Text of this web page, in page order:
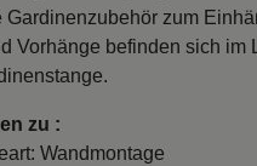
Gardinenzubehör zum
Vorhänge befinden sich im
zu :
Wandmontage